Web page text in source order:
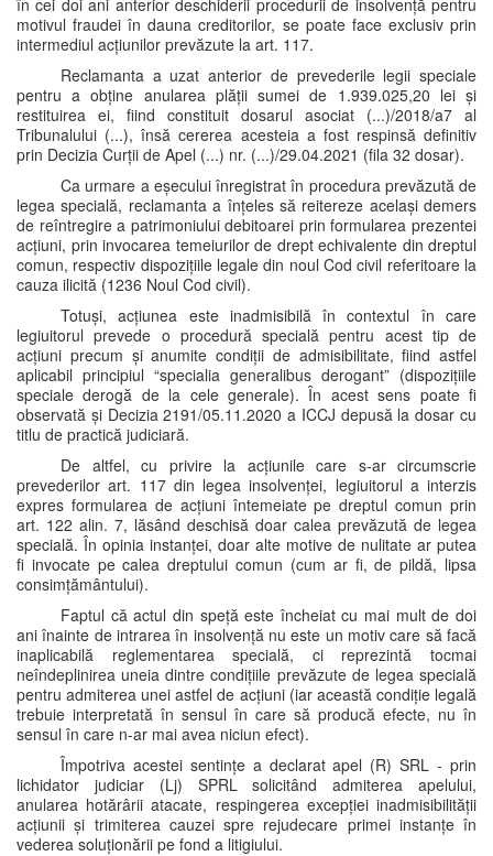
în cei doi ani anterior deschiderii procedurii de insolvență pentru
motivul fraudei în dauna creditorilor, se poate face exclusiv prin
intermediul acțiunilor prevăzute la art. 117.
Reclamanta a uzat anterior de prevederile legii speciale
pentru a obține anularea plății sumei de 1.939.025,20 lei și
restituirea ei, fiind constituit dosarul asociat (...)/2018/a7 al
Tribunalului (...), însă cererea acesteia a fost respinsă definitiv
prin Decizia Curții de Apel (...) nr. (...)/29.04.2021 (fila 32 dosar).
Ca urmare a eșecului înregistrat în procedura prevăzută de
legea specială, reclamanta a înțeles să reitereze același demers
de reîntregire a patrimoniului debitoarei prin formularea prezentei
acțiuni, prin invocarea temeiurilor de drept echivalente din dreptul
comun, respectiv dispozițiile legale din noul Cod civil referitoare la
cauza ilicită (1236 Noul Cod civil).
Totuși, acțiunea este inadmisibilă în contextul în care
legiuitorul prevede o procedură specială pentru acest tip de
acțiuni precum și anumite condiții de admisibilitate, fiind astfel
aplicabil principiul “specialia generalibus derogant” (dispozițiile
speciale derogă de la cele generale). În acest sens poate fi
observată și Decizia 2191/05.11.2020 a ICCJ depusă la dosar cu
titlu de practică judiciară.
De altfel, cu privire la acțiunile care s-ar circumscrie
prevederilor art. 117 din legea insolvenței, legiuitorul a interzis
expres formularea de acțiuni întemeiate pe dreptul comun prin
art. 122 alin. 7, lăsând deschisă doar calea prevăzută de legea
specială. În opinia instanței, doar alte motive de nulitate ar putea
fi invocate pe calea dreptului comun (cum ar fi, de pildă, lipsa
consimțământului).
Faptul că actul din speță este încheiat cu mai mult de doi
ani înainte de intrarea în insolvență nu este un motiv care să facă
inaplicabilă reglementarea specială, ci reprezintă tocmai
neîndeplinirea uneia dintre condițiile prevăzute de legea specială
pentru admiterea unei astfel de acțiuni (iar această condiție legală
trebuie interpretată în sensul în care să producă efecte, nu în
sensul în care n-ar mai avea niciun efect).
Împotriva acestei sentințe a declarat apel (R) SRL - prin
lichidator judiciar (Lj) SPRL solicitând admiterea apelului,
anularea hotărârii atacate, respingerea excepției inadmisibilității
acțiunii și trimiterea cauzei spre rejudecare primei instanțe în
vederea soluționării pe fond a litigiului.